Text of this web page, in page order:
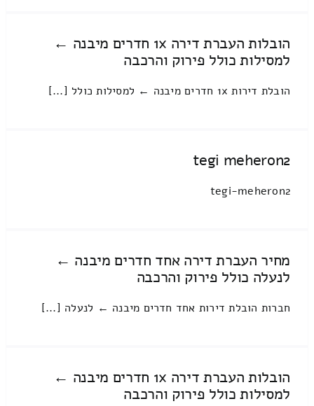
הובלות העברת דירה 1x חדרים מיבנה ←
למסילות כולל פירוק והרכבה
הובלת דירות 1x חדרים מיבנה ← למסילות כולל [...]
tegi meheron2
tegi-meheron2
מחיר העברת דירה אחד חדרים מיבנה ←
לנעלה כולל פירוק והרכבה
חברות הובלת דירות אחד חדרים מיבנה ← לנעלה [...]
הובלות העברת דירה 1x חדרים מיבנה ←
למסילות כולל פירוק והרכבה